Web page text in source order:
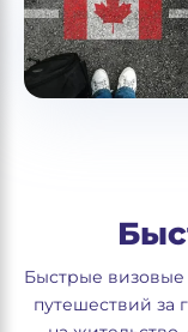
Быстрые
путешествий за